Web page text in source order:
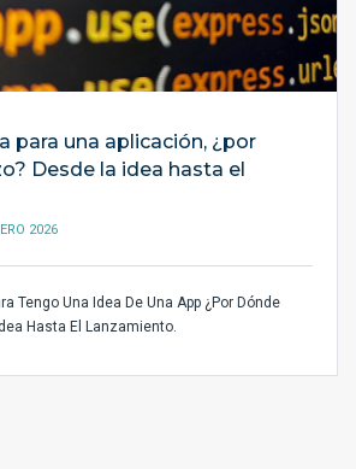
para una aplicación, ¿por
Desde la idea hasta el
2026
Tengo Una Idea De Una App ¿Por Dónde
Hasta El Lanzamiento.